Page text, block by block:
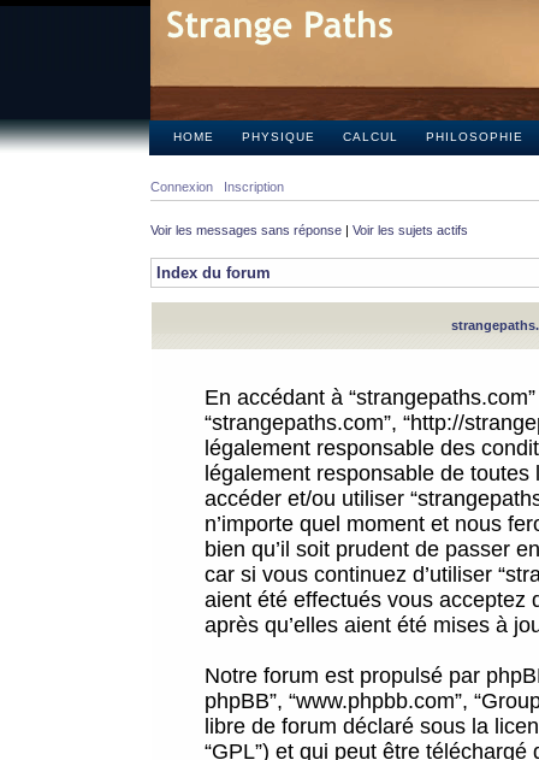
HOME PHYSIQUE CALCUL PHILOSOPHIE
Connexion Inscription
Voir les messages sans réponse | Voir les sujets actifs
Index du forum
En accédant à
“strangepaths.com”, “http://
légalement responsable des
légalement responsable de
accéder et/ou utiliser
n’importe quel moment et nous
bien qu’il soit prudent de passer
car si vous continuez d’utiliser
aient été effectués vous acceptez
après qu’elles aient été mises à
Notre forum est propulsé par
phpBB”, “www.phpbb.com”,
libre de forum déclaré sous la
“GPL”) et qui peut être téléchargé